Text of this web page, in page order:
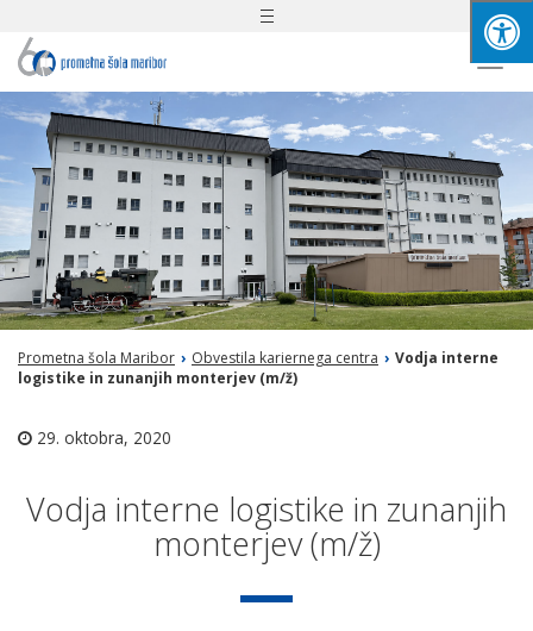
Toggle
Prometna šola Maribor › Obvestila kariernega centra › Vodja interne
logistike in zunanjih monterjev (m/ž)
29. oktobra, 2020
Vodja interne logistike in zunanjih
monterjev (m/ž)